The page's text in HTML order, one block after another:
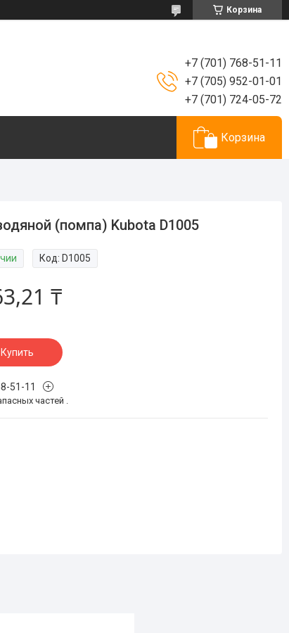
Корзина
+7 (701) 768-51-11
+7 (705) 952-01-01
+7 (701) 724-05-72
Корзина
(помпа) Kubota D1005
Код: D1005
₸
Купить
51-11
частей .